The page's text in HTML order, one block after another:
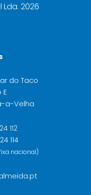
2026
do Taco
a-Velha
112
114
nacional)